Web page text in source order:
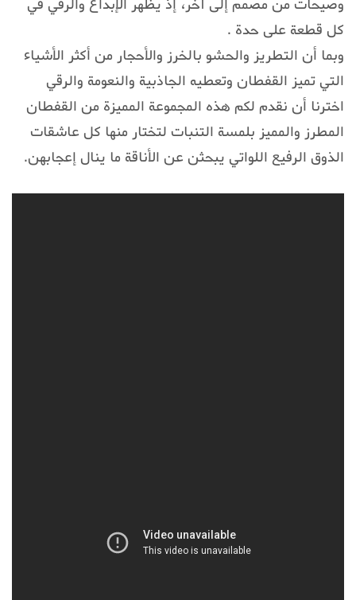
كل قطعة على حدة .
وبما أن التطريز والحشو بالخرز والأحجار من أكثر الأشياء
التي تميز القفطان وتعطيه الجاذبية والنعومة والرقي
اخترنا أن نقدم لكم هذه المجموعة المميزة من القفطان
المطرز والمميز بلمسة التنبات لتختار منها كل عاشقات
الذوق الرفيع اللواتي يبحثن عن الأناقة ما ينال إعجابهن.